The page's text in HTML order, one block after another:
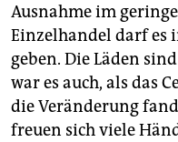
Ausnahme im
Einzelhandel darf es
geben. Die Läden
war es auch, als das
die Veränderung
freuen sich viele